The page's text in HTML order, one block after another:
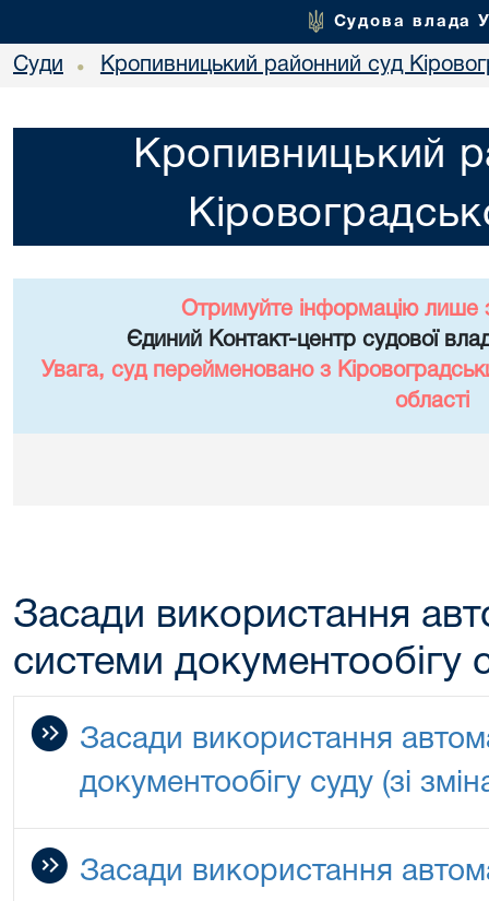
Судова влада
Суди • Кропивницький районний суд
Кропивницький
Отримуйте інформацію лише
Єдиний Контакт-центр судової
Увага, суд перейменовано з
області
Засади використання
системи документообігу
Засади використання
документообігу суду (зі
Засади використання